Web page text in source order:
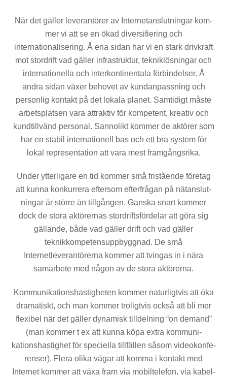
När det gäller leverantörer av Internetanslutningar kom­
mer vi att se en ökad diversifiering och
internationalisering. Å ena sidan har vi en stark drivkraft
mot stordrift vad gäller infrastruktur, tekniklösningar och
internationella och in­terkontinentala förbindelser. Å
andra sidan växer behovet av kundanpassning och
personlig kontakt på det lokala planet. Samtidigt måste
arbetsplatsen vara attraktiv för kompetent, kreativ och
kundtillvänd personal. Sannolikt kommer de aktörer som
har en stabil internationell bas och ett bra system för
lokal representation att vara mest fram­gångsrika.
Under ytterligare en tid kommer små fristående företag
att kunna konkurrera eftersom efterfrågan på nätanslut­
ningar är större än tillgången. Ganska snart kommer
dock de stora aktörernas stordriftsfördelar att göra sig
gällande, både vad gäller drift och vad gäller
teknikkompetensupp­byggnad. De små
Internetleverantörerna kommer att tving­as in i nära
samarbete med någon av de stora aktörerna.
Kommunikationshastigheten kommer naturligtvis att öka
dramatiskt, och man kommer troligtvis också att bli mer
flexibel när det gäller dynamisk tilldelning “on de­mand”
(man kommer t ex att kunna köpa extra kommuni­
kationshastighet för speciella tillfällen såsom videokonfe­
renser). Flera olika vägar att komma i kontakt med
Internet kommer att växa fram via mobiltelefon, via kabel-